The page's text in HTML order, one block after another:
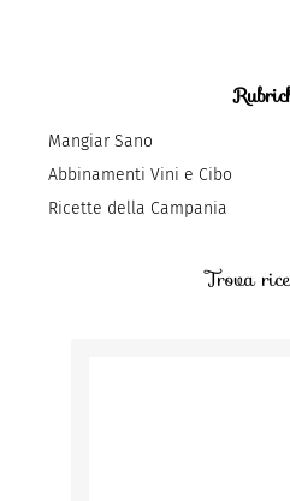
Mangiar Sano
Abbinamenti Vini e Cibo
Ricette della Campania
Trova